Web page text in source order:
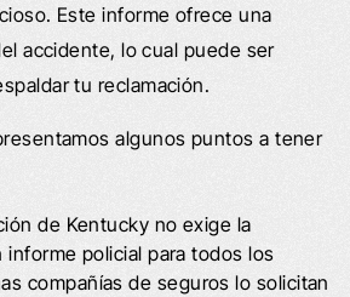
Este informe ofrece una
accidente, lo cual puede ser
tu reclamación.
algunos puntos a tener
de Kentucky no exige la
informe policial para todos los
compañías de seguros lo solicitan